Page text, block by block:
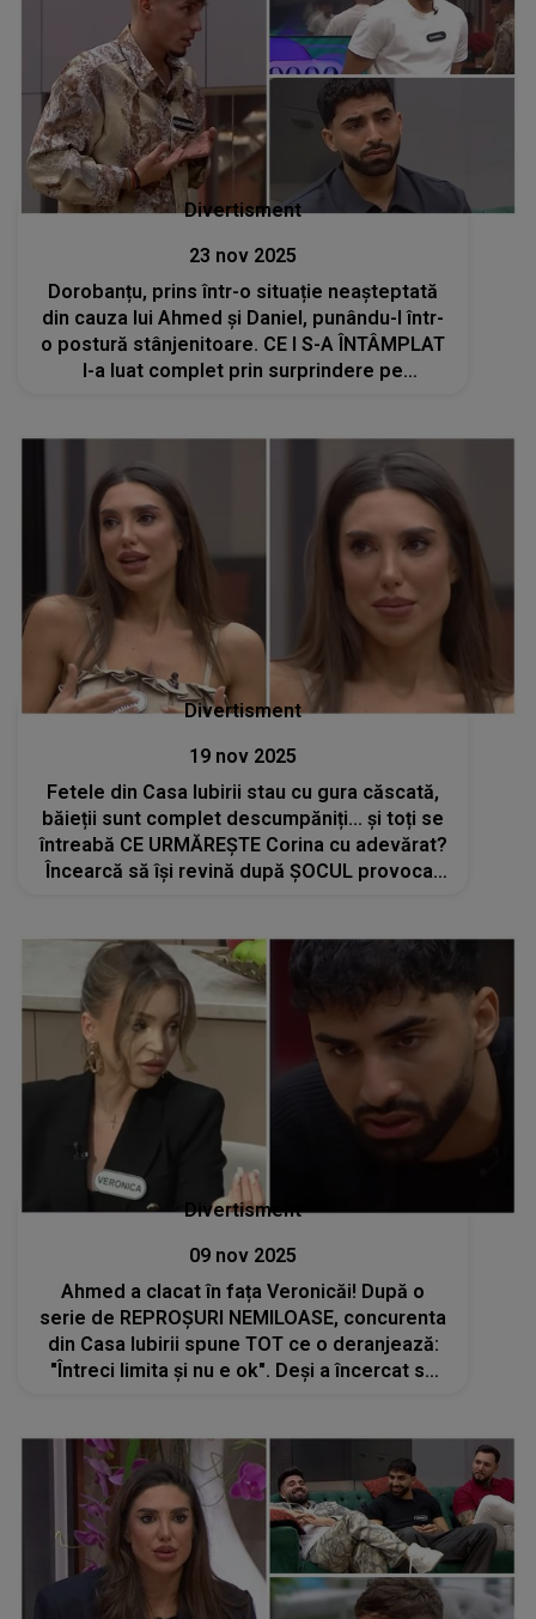
Divertisment
23 nov 2025
Dorobanțu, prins într-o situație neașteptată
din cauza lui Ahmed și Daniel, punându-l într-
o postură stânjenitoare. CE I S-A ÎNTÂMPLAT
l-a luat complet prin surprindere pe
Divertisment
19 nov 2025
Fetele din Casa Iubirii stau cu gura căscată,
băieții sunt complet descumpăniți... și toți se
întreabă CE URMĂREȘTE Corina cu adevărat?
Încearcă să își revină după ȘOCUL provocat
Divertisment
09 nov 2025
Ahmed a clacat în fața Veronicăi! După o
serie de REPROȘURI NEMILOASE, concurenta
din Casa Iubirii spune TOT ce o deranjează:
"Întreci limita și nu e ok". Deși a încercat să